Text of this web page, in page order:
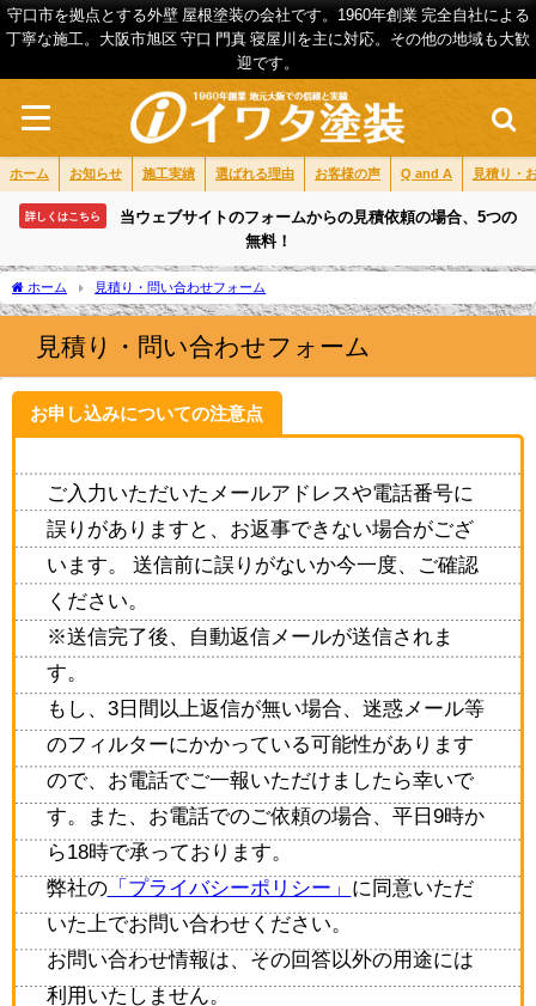
守口市を拠点とする外壁 屋根塗装の会社です。1960年創業 完全自社による
丁寧な施工。大阪市旭区 守口 門真 寝屋川を主に対応。その他の地域も大歓
迎です。
ホーム お知らせ 施工実績 選ばれる理由 お客様の声 Q and A 見積り・
詳しくはこちら
当ウェブサイトのフォームからの見積依頼の場合、5つの
無料！
ホーム 見積り・問い合わせフォーム
見積り・問い合わせフォーム
お申し込みについての注意点
ご入力いただいたメールアドレスや電話番号に
誤りがありますと、お返事できない場合がござ
います。 送信前に誤りがないか今一度、ご確認
ください。
※送信完了後、自動返信メールが送信されま
す。
もし、3日間以上返信が無い場合、迷惑メール等
のフィルターにかかっている可能性があります
ので、お電話でご一報いただけましたら幸いで
す。また、お電話でのご依頼の場合、平日9時か
ら18時で承っております。
弊社の「プライバシーポリシー」 に同意いただ
いた上でお問い合わせください。
お問い合わせ情報は、その回答以外の用途には
利用いたしません。